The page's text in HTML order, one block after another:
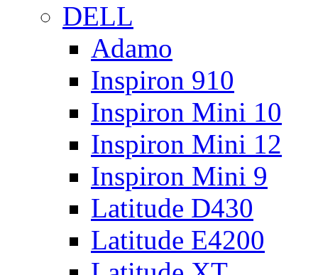
DELL
Adamo
Inspiron 910
Inspiron Mini 10
Inspiron Mini 12
Inspiron Mini 9
Latitude D430
Latitude E4200